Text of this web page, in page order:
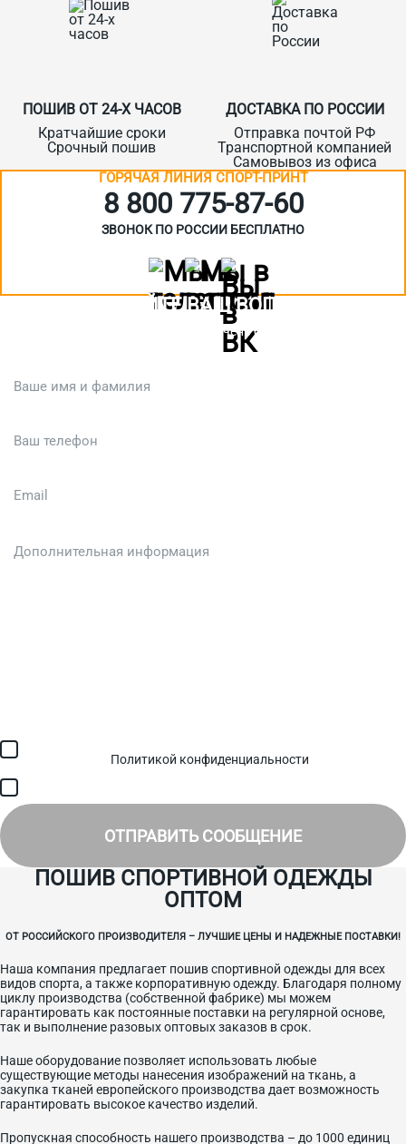
ПОШИВ ОТ 24-Х ЧАСОВ
Кратчайшие сроки
Срочный пошив
ДОСТАВКА ПО РОССИИ
Отправка почтой РФ
Транспортной компанией
Самовывоз из офиса
ГОРЯЧАЯ ЛИНИЯ СПОРТ-ПРИНТ
8 800 775‑87-60
ЗВОНОК ПО РОССИИ БЕСПЛАТНО
ЗАДАЙТЕ ВАШ ВОПРОС
Или кратко опишите ситуацию. Мы очень быстро свяжемся с вами
Политикой конфиденциальности
ОТПРАВИТЬ СООБЩЕНИЕ
ПОШИВ СПОРТИВНОЙ ОДЕЖДЫ
ОПТОМ
ОТ РОССИЙСКОГО ПРОИЗВОДИТЕЛЯ – ЛУЧШИЕ ЦЕНЫ И НАДЕЖНЫЕ ПОСТАВКИ!
Наша компания предлагает пошив спортивной одежды для всех
видов спорта, а также корпоративную одежду. Благодаря полному
циклу производства (собственной фабрике) мы можем
гарантировать как постоянные поставки на регулярной основе,
так и выполнение разовых оптовых заказов в срок.
Наше оборудование позволяет использовать любые
существующие методы нанесения изображений на ткань, а
закупка тканей европейского производства дает возможность
гарантировать высокое качество изделий.
Пропускная способность нашего производства – до 1000 единиц